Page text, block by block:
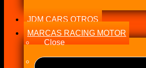
JDM CARS OTROS
MARCAS RACING MOTOR
Close